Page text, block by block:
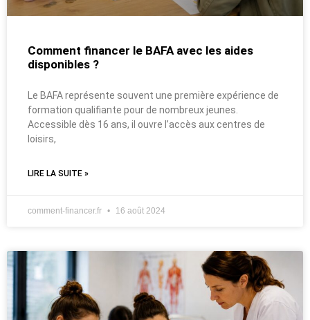
Comment financer le BAFA avec les aides
disponibles ?
Le BAFA représente souvent une première expérience de
formation qualifiante pour de nombreux jeunes.
Accessible dès 16 ans, il ouvre l’accès aux centres de
loisirs,
LIRE LA SUITE »
comment-financer.fr 16 août 2024